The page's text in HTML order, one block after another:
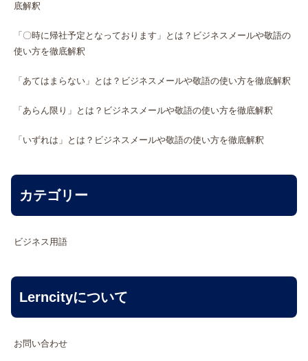
底解釈
「〇時に帰社予定となっております」とは？ビジネスメールや敬語の
使い方を徹底解釈
「あてはまらない」とは？ビジネスメールや敬語の使い方を徹底解釈
「あらん限り」とは？ビジネスメールや敬語の使い方を徹底解釈
「いずれは」とは？ビジネスメールや敬語の使い方を徹底解釈
カテゴリー
ビジネス用語
Lerncityについて
お問い合わせ